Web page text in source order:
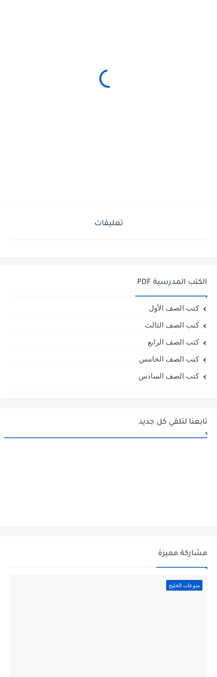
تعليقات
الكتب المدرسية PDF
كتب الصف الأول
كتب الصف الثالث
كتب الصف الرابع
كتب الصف الخامس
كتب الصف السادس
تابعنا لتلقي كل جديد
مشاركة مميزة
منوعات الخليج